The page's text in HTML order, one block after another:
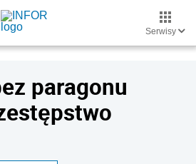
Serwisy
paragonu